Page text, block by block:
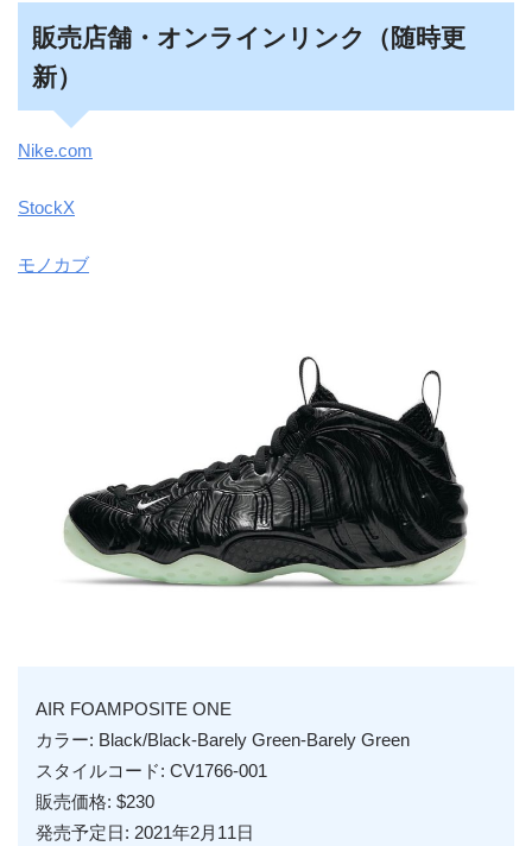
販売店舗・オンラインリンク（随時更
新）
Nike.com
StockX
モノカブ
AIR FOAMPOSITE ONE
カラー: Black/Black-Barely Green-Barely Green
スタイルコード: CV1766-001
販売価格: $230
発売予定日: 2021年2月11日